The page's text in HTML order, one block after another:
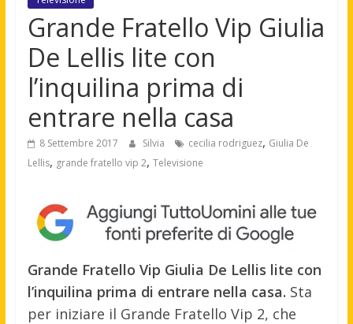
Grande Fratello Vip Giulia
De Lellis lite con
l’inquilina prima di
entrare nella casa
8 Settembre 2017 Silvia cecilia rodriguez, Giulia De
Lellis, grande fratello vip 2, Televisione
Grande Fratello Vip Giulia De Lellis lite con
l’inquilina prima di entrare nella casa. Sta
per iniziare il Grande Fratello Vip 2, che